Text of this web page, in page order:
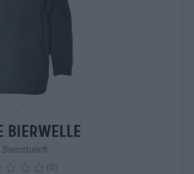
-
Bierwelle
Bierothek®
(0)